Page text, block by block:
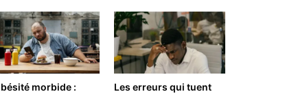
morbide :
Les erreurs qui tuent